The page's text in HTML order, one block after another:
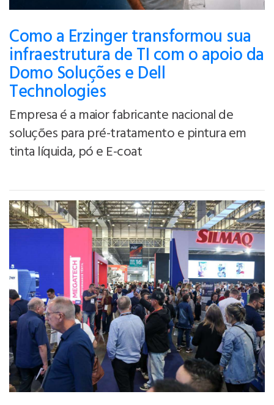
Como a Erzinger transformou sua
infraestrutura de TI com o apoio da
Domo Soluções e Dell
Technologies
Empresa é a maior fabricante nacional de
soluções para pré-tratamento e pintura em
tinta líquida, pó e E-coat